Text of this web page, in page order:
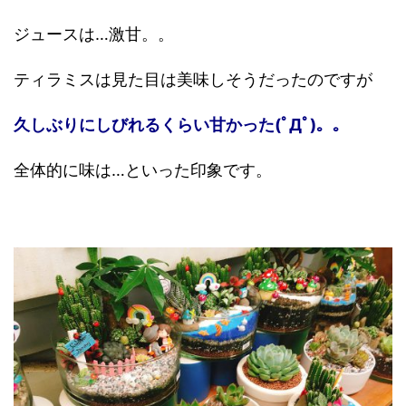
ジュースは…激甘。。
ティラミスは見た目は美味しそうだったのですが
久しぶりにしびれるくらい甘かった(ﾟДﾟ)。。
全体的に味は…といった印象です。